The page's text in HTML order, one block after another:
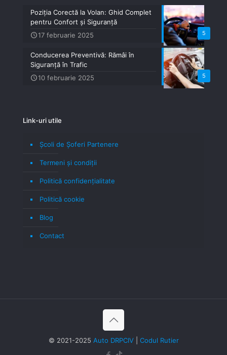
5
Poziția Corectă la Volan: Ghid Complet
pentru Confort și Siguranță
17 februarie 2025
5
Conducerea Preventivă: Rămâi în
Siguranță în Trafic
10 februarie 2025
Link-uri utile
Școli de Șoferi Partenere
Termeni şi condiţii
Politică confidenţialitate
Politică cookie
Blog
Contact
© 2021-2025 Auto DRPCIV| Codul Rutier